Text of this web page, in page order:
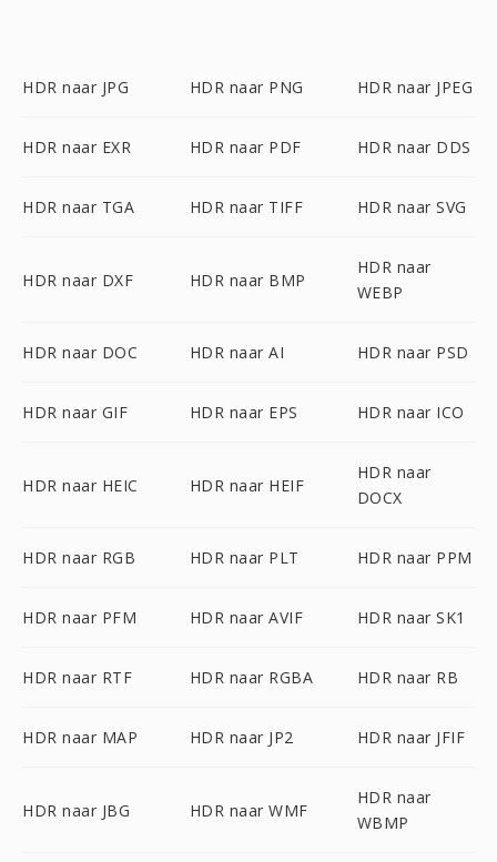
HDR naar JPG HDR naar PNG HDR naar JPEG
HDR naar EXR HDR naar PDF HDR naar DDS
HDR naar TGA HDR naar TIFF HDR naar SVG
HDR naar DXF HDR naar BMP
HDR naar
WEBP
HDR naar DOC HDR naar AI HDR naar PSD
HDR naar GIF HDR naar EPS HDR naar ICO
HDR naar HEIC HDR naar HEIF
HDR naar
DOCX
HDR naar RGB HDR naar PLT HDR naar PPM
HDR naar PFM HDR naar AVIF HDR naar SK1
HDR naar RTF HDR naar RGBA HDR naar RB
HDR naar MAP HDR naar JP2 HDR naar JFIF
HDR naar JBG HDR naar WMF
HDR naar
WBMP